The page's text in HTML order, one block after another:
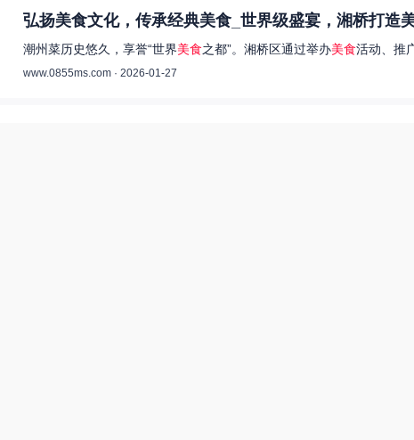
弘扬美食文化，传承经典美食_世界级盛宴，湘桥打造
潮州菜历史悠久，享誉“世界美食之都”。湘桥区通过举办美食活动、推
www.0855ms.com · 2026-01-27